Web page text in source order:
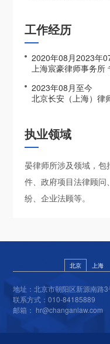
工作经历
2020年08月2023年
上海宸豪律师事务所
2023年08月至今
北京长安（上海）律
执业领域
晏律师所涉及领域，
件、政府项目法律顾
纷、企业法顾等。
北京 上海
地址：北京市朝阳区新源南路
联系方式：010-84185889
邮箱： hr@changanlaw.com